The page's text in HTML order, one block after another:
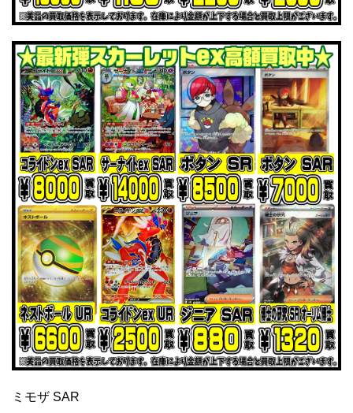
ミモザ SAR